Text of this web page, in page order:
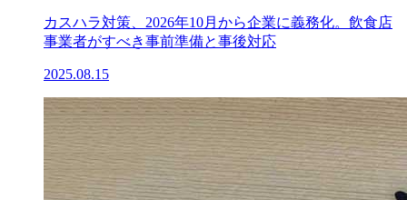
カスハラ対策、2026年10月から企業に義務化。飲食店
事業者がすべき事前準備と事後対応
2025.08.15